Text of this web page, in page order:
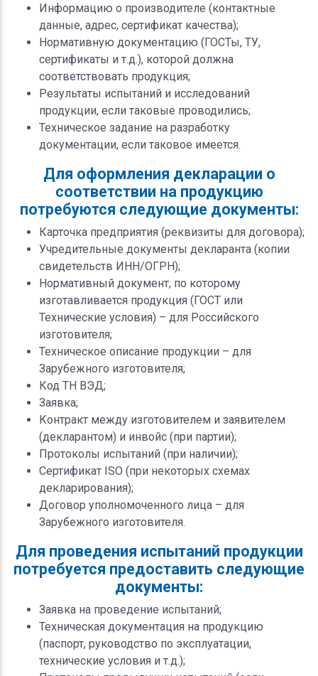
Информацию о производителе (контактные
данные, адрес, сертификат качества);
Нормативную документацию (ГОСТы, ТУ,
сертификаты и т.д.), которой должна
соответствовать продукция;
Результаты испытаний и исследований
продукции, если таковые проводились;
Техническое задание на разработку
документации, если таковое имеется.
Для оформления декларации о
соответствии на продукцию
потребуются следующие документы:
Карточка предприятия (реквизиты для договора);
Учредительные документы декларанта (копии
свидетельств ИНН/ОГРН);
Нормативный документ, по которому
изготавливается продукция (ГОСТ или
Технические условия) – для Российского
изготовителя;
Техническое описание продукции – для
Зарубежного изготовителя;
Код ТН ВЭД;
Заявка;
Контракт между изготовителем и заявителем
(декларантом) и инвойс (при партии);
Протоколы испытаний (при наличии);
Сертификат ISO (при некоторых схемах
декларирования);
Договор уполномоченного лица – для
Зарубежного изготовителя.
Для проведения испытаний продукции
потребуется предоставить следующие
документы:
Заявка на проведение испытаний;
Техническая документация на продукцию
(паспорт, руководство по эксплуатации,
технические условия и т.д.);